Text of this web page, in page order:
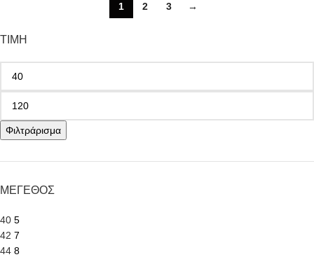
ΤΙΜΗ
Φιλτράρισμα
ΜΕΓΕΘΟΣ
40 5
42 7
44 8
1 2 3 →